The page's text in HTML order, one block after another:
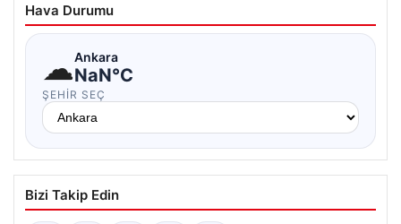
Hava Durumu
☁Ankara
NaN°C
ŞEHIR SEÇ
Bizi Takip Edin